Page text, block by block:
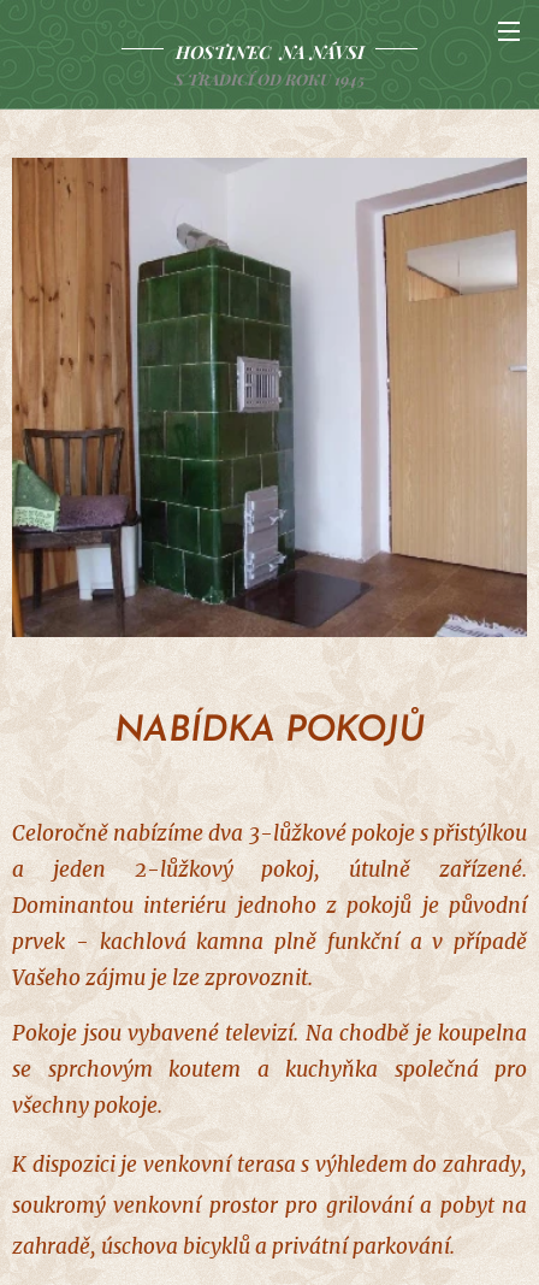
HOSTINEC NA NÁVSI
S TRADICÍ OD ROKU 1945
NABÍDKA POKOJŮ
Celoročně nabízíme dva 3-lůžkové pokoje s přistýlkou
a jeden 2-lůžkový pokoj, útulně zařízené.
Dominantou interiéru jednoho z pokojů je původní
prvek - kachlová kamna plně funkční a v případě
Vašeho zájmu je lze zprovoznit.
Pokoje jsou vybavené televizí. Na chodbě je koupelna
se sprchovým koutem a kuchyňka společná pro
všechny pokoje.
K dispozici je venkovní terasa s výhledem do zahrady,
soukromý venkovní prostor pro grilování a pobyt na
zahradě, úschova bicyklů a privátní parkování.